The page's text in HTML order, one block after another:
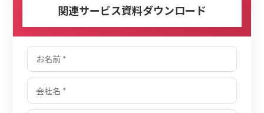
関連サービス資料ダウンロード